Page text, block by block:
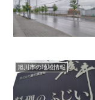
旭川市の地域情報